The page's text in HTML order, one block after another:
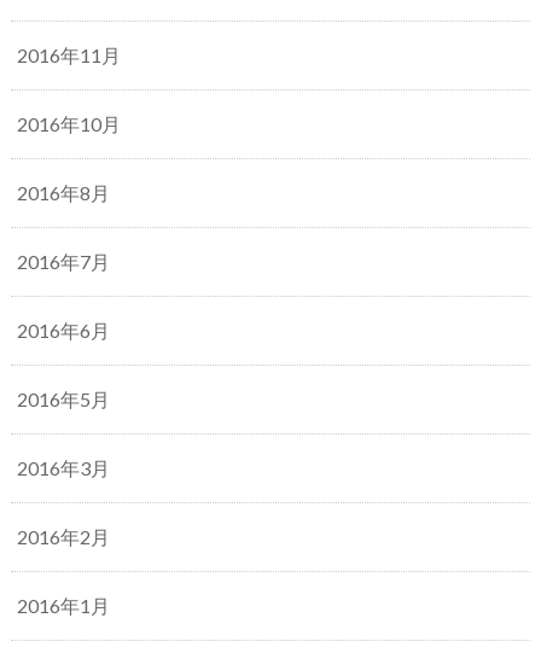
2016年11月
2016年10月
2016年8月
2016年7月
2016年6月
2016年5月
2016年3月
2016年2月
2016年1月